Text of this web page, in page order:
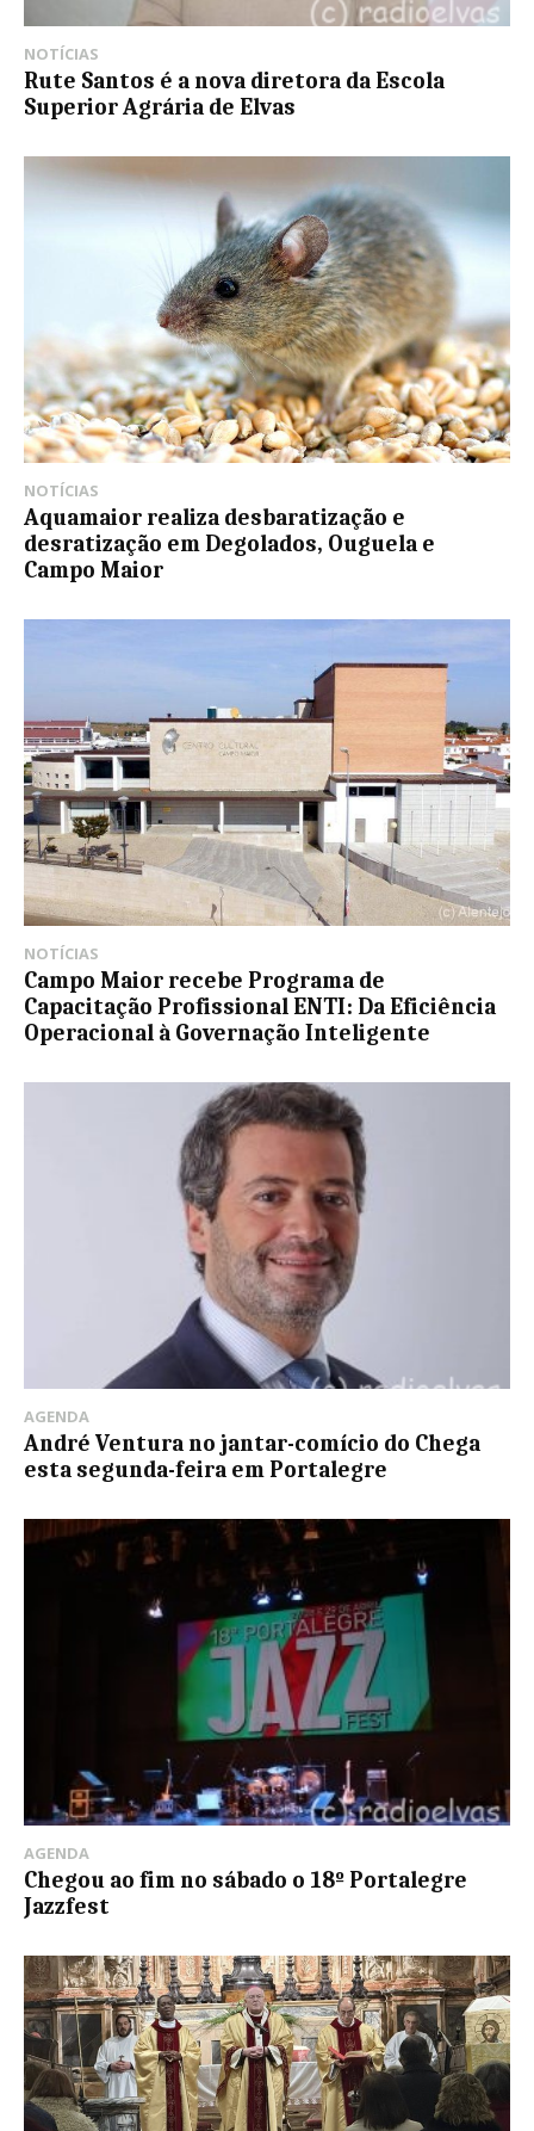
NOTÍCIAS
Rute Santos é a nova diretora da Escola
Superior Agrária de Elvas
NOTÍCIAS
Aquamaior realiza desbaratização e
desratização em Degolados, Ouguela e
Campo Maior
NOTÍCIAS
Campo Maior recebe Programa de
Capacitação Profissional ENTI: Da Eficiência
Operacional à Governação Inteligente
AGENDA
André Ventura no jantar-comício do Chega
esta segunda-feira em Portalegre
AGENDA
Chegou ao fim no sábado o 18º Portalegre
Jazzfest